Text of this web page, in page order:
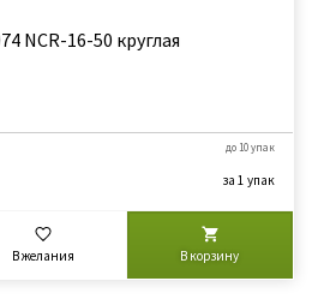
NCR-16-50 круглая
до 10 упак
за 1 упак
В желания В корзину